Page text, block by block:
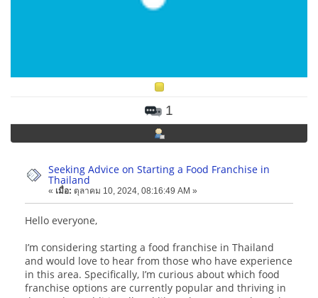
1
Seeking Advice on Starting a Food Franchise in
Thailand
« เมื่อ: ตุลาคม 10, 2024, 08:16:49 AM »
Hello everyone,
I’m considering starting a food franchise in Thailand
and would love to hear from those who have experience
in this area. Specifically, I’m curious about which food
franchise options are currently popular and thriving in